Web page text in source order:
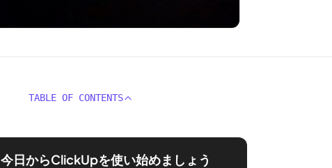
TABLE OF CONTENTS
今日からClickUpを使い始めましょう